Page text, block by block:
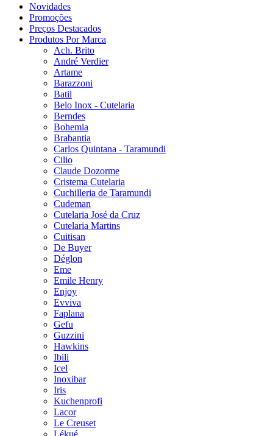
Novidades
Promoções
Preços Destacados
Produtos Por Marca
Ach. Brito
André Verdier
Artame
Barazzoni
Batil
Belo Inox - Cutelaria
Berndes
Bohemia
Brabantia
Carlos Quintana - Taramundi
Cilio
Claude Dozorme
Cristema Cutelaria
Cuchilleria de Taramundi
Cudeman
Cutelaria José da Cruz
Cutelaria Martins
Cuitisan
De Buyer
Déglon
Eme
Emile Henry
Enjoy
Evviva
Faplana
Gefu
Guzzini
Hawkins
Ibili
Icel
Inoxibar
Iris
Kuchenprofi
Lacor
Le Creuset
Lékué